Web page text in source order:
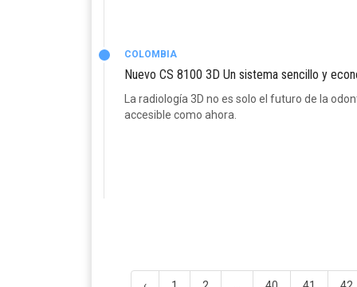
COLOMBIA
Nuevo CS 8100 3D Un sistema sencillo y
La radiología 3D no es solo el futuro de la
accesible como ahora.